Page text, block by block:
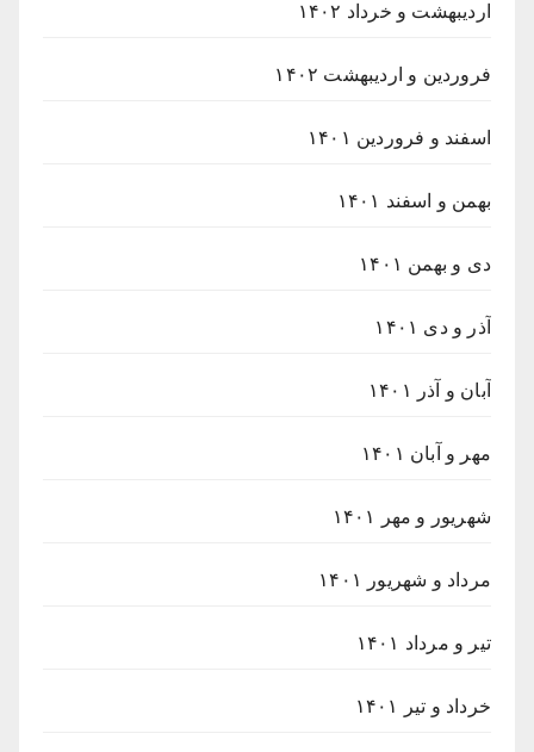
اردیبهشت و خرداد ۱۴۰۲
فروردین و اردیبهشت ۱۴۰۲
اسفند و فروردین ۱۴۰۱
بهمن و اسفند ۱۴۰۱
دی و بهمن ۱۴۰۱
آذر و دی ۱۴۰۱
آبان و آذر ۱۴۰۱
مهر و آبان ۱۴۰۱
شهریور و مهر ۱۴۰۱
مرداد و شهریور ۱۴۰۱
تیر و مرداد ۱۴۰۱
خرداد و تیر ۱۴۰۱